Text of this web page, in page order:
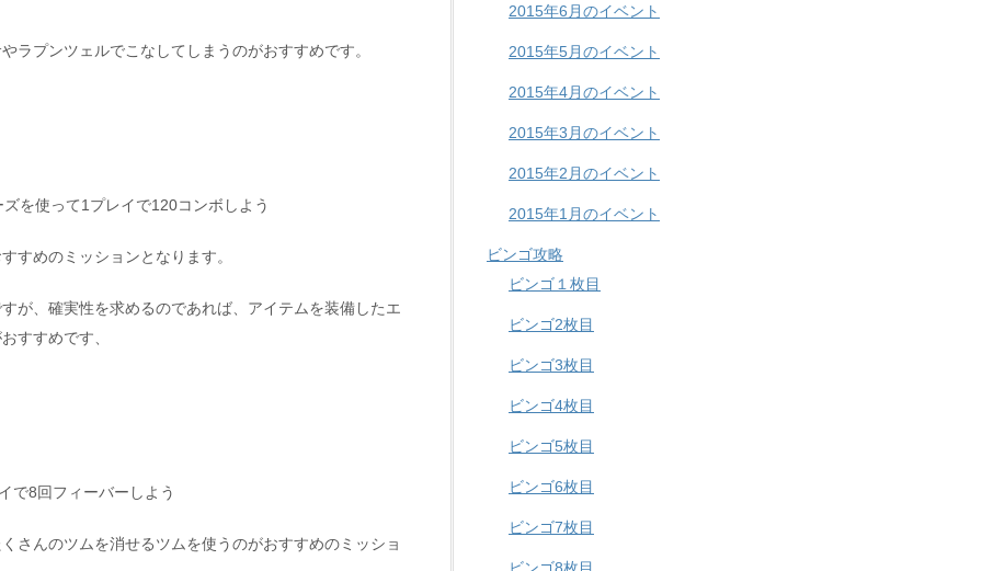
ラプンツェルでこなしてしまうのがおすすめです。
を使って1プレイで120コンボしよう
すめのミッションとなります。
が、確実性を求めるのであれば、アイテムを装備したエ
すすめです、
で8回フィーバーしよう
さんのツムを消せるツムを使うのがおすすめのミッショ
2015年6月のイベント
2015年5月のイベント
2015年4月のイベント
2015年3月のイベント
2015年2月のイベント
2015年1月のイベント
ビンゴ攻略
ビンゴ１枚目
ビンゴ2枚目
ビンゴ3枚目
ビンゴ4枚目
ビンゴ5枚目
ビンゴ6枚目
ビンゴ7枚目
ビンゴ8枚目